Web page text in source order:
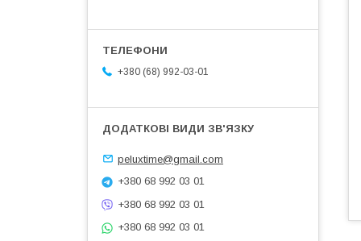
+380 (68) 992-03-01
peluxtime@gmail.com
+380 68 992 03 01
+380 68 992 03 01
+380 68 992 03 01